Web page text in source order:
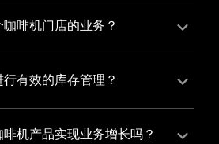
费。另外，通过有赞的微信公
得客户的青睐
啡机门店的业务？
案，包括有赞微商城、有赞私
城，将助您轻松打通线上线下
更多满意客户。
有效的库存管理？
理系统，它可以帮助您实现门
订单管理、员工管理、库存管
机产品实现业务增长吗？